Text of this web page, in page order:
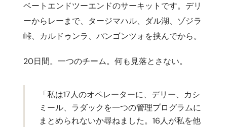
ベートエンドツーエンドのサーキットです。デリ
ーからレーまで、タージマハル、ダル湖、ゾジラ
峠、カルドゥンラ、パンゴンツォを挟んでから。
20日間。一つのチーム。何も見落とさない。
「私は17人のオペレーターに、デリー、カシ
ミール、ラダックを一つの管理プログラムに
まとめられないか尋ねました。16人が私を他